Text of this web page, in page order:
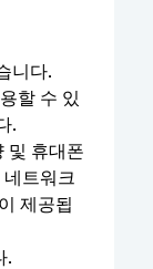
니다.
할 수 있
.
및 휴대폰
트워크
제공됩
.